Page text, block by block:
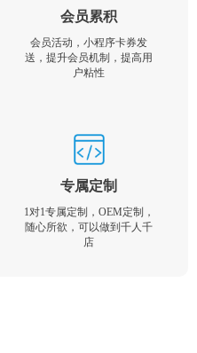
会员累积
会员活动，小程序卡券发
送，提升会员机制，提高用
户粘性
专属定制
1对1专属定制，OEM定制，
随心所欲，可以做到千人千
店